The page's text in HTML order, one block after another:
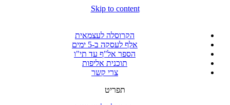
Skip to content
הקרוסלה לעצמאית
אלף לעסקה ב-5 ימים
הספר אל"ף עד תי"ו
תוכנית אליפות
צרי קשר
תפריט